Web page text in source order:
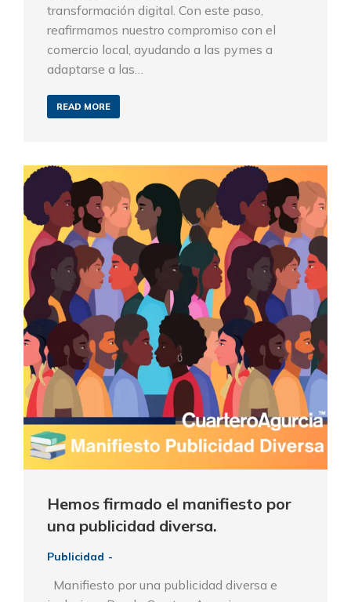
transformación digital. Con este paso,
reafirmamos nuestro compromiso con el
comercio local, ayudando a las pymes a
adaptarse a las…
READ MORE
Hemos firmado el manifiesto por
una publicidad diversa.
Publicidad
Manifiesto por una publicidad diversa e